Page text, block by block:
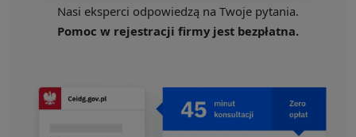
Nasi eksperci odpowiedzą na Twoje pytania.
Pomoc w rejestracji firmy jest bezpłatna.